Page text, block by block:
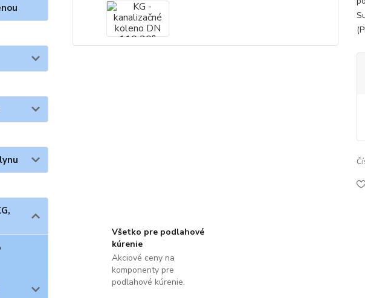
Všetko pre podlahové
kúrenie
Akciové ceny na
komponenty pre
podlahové kúrenie.